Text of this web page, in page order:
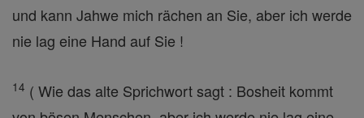
und kann Jahwe mich rächen an Sie, aber ich werde
nie lag eine Hand auf Sie !
14 ( Wie das alte Sprichwort sagt : Bosheit kommt